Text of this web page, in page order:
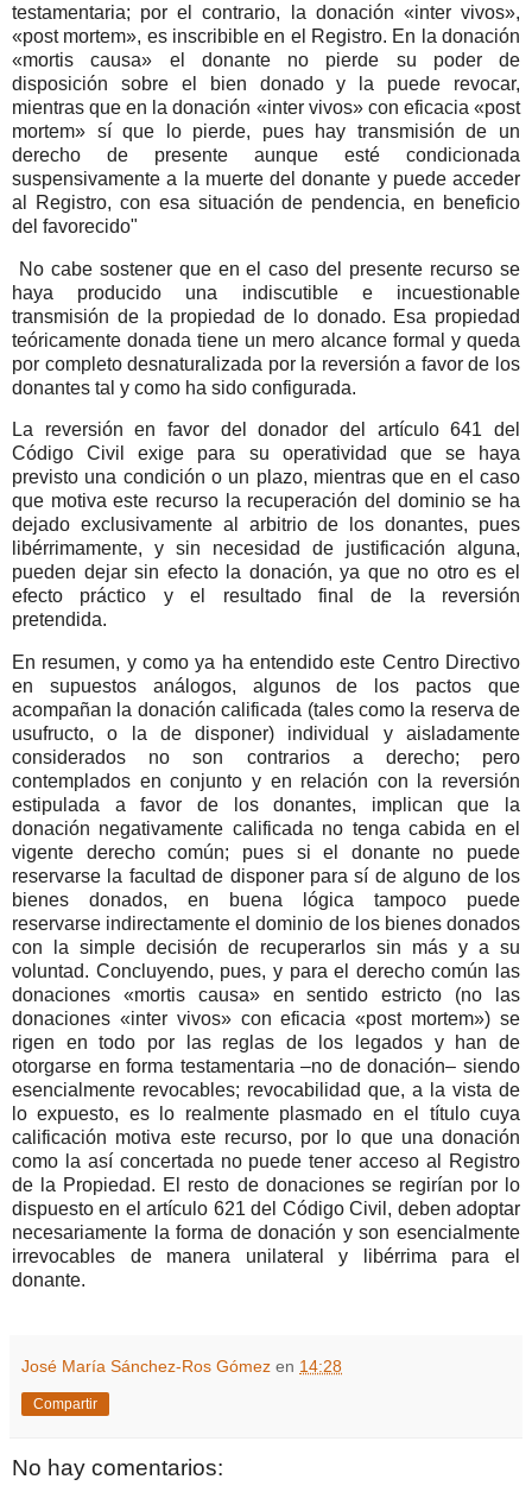
testamentaria; por el contrario, la donación «inter vivos»,
«post mortem», es inscribible en el Registro. En la donación
«mortis causa» el donante no pierde su poder de
disposición sobre el bien donado y la puede revocar,
mientras que en la donación «inter vivos» con eficacia «post
mortem» sí que lo pierde, pues hay transmisión de un
derecho de presente aunque esté condicionada
suspensivamente a la muerte del donante y puede acceder
al Registro, con esa situación de pendencia, en beneficio
del favorecido"
No cabe sostener que en el caso del presente recurso se
haya producido una indiscutible e incuestionable
transmisión de la propiedad de lo donado. Esa propiedad
teóricamente donada tiene un mero alcance formal y queda
por completo desnaturalizada por la reversión a favor de los
donantes tal y como ha sido configurada.
La reversión en favor del donador del artículo 641 del
Código Civil exige para su operatividad que se haya
previsto una condición o un plazo, mientras que en el caso
que motiva este recurso la recuperación del dominio se ha
dejado exclusivamente al arbitrio de los donantes, pues
libérrimamente, y sin necesidad de justificación alguna,
pueden dejar sin efecto la donación, ya que no otro es el
efecto práctico y el resultado final de la reversión
pretendida.
En resumen, y como ya ha entendido este Centro Directivo
en supuestos análogos, algunos de los pactos que
acompañan la donación calificada (tales como la reserva de
usufructo, o la de disponer) individual y aisladamente
considerados no son contrarios a derecho; pero
contemplados en conjunto y en relación con la reversión
estipulada a favor de los donantes, implican que la
donación negativamente calificada no tenga cabida en el
vigente derecho común; pues si el donante no puede
reservarse la facultad de disponer para sí de alguno de los
bienes donados, en buena lógica tampoco puede
reservarse indirectamente el dominio de los bienes donados
con la simple decisión de recuperarlos sin más y a su
voluntad. Concluyendo, pues, y para el derecho común las
donaciones «mortis causa» en sentido estricto (no las
donaciones «inter vivos» con eficacia «post mortem») se
rigen en todo por las reglas de los legados y han de
otorgarse en forma testamentaria –no de donación– siendo
esencialmente revocables; revocabilidad que, a la vista de
lo expuesto, es lo realmente plasmado en el título cuya
calificación motiva este recurso, por lo que una donación
como la así concertada no puede tener acceso al Registro
de la Propiedad. El resto de donaciones se regirían por lo
dispuesto en el artículo 621 del Código Civil, deben adoptar
necesariamente la forma de donación y son esencialmente
irrevocables de manera unilateral y libérrima para el
donante.
José María Sánchez-Ros Gómez en 14:28
Compartir
No hay comentarios: